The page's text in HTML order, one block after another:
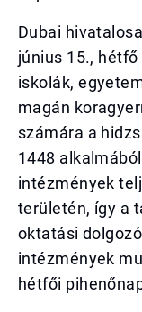
Dubai
június 15.,
iskolák,
magán
számára a
1448
intézmények
területén, így a
oktatási
intézmények
hétfői